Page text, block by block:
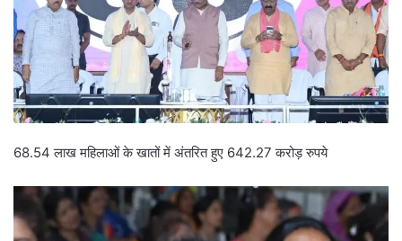
68.54 लाख महिलाओं के खातों में अंतरित हुए 642.27 करोड़ रुपये